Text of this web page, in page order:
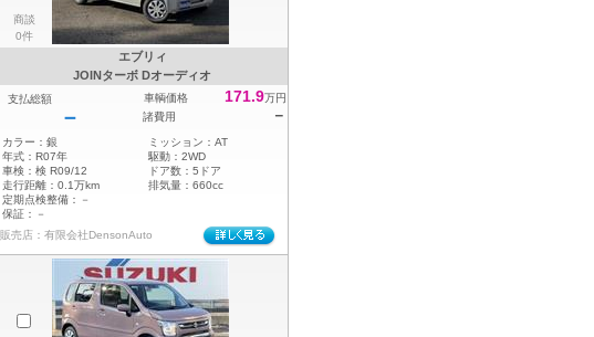
商談
0件
エブリィ
JOINターボ Dオーディオ
支払総額
－
車輌価格 171.9万円
諸費用
－
カラー： 銀 ミッション： AT
年式： R07年 駆動： 2WD
車検： 検 R09/12 ドア数： 5ドア
走行距離： 0.1万km 排気量： 660cc
定期点検整備：
－
保証：
－
販売店：有限会社DensonAuto